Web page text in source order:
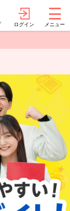
ログイン メニュー